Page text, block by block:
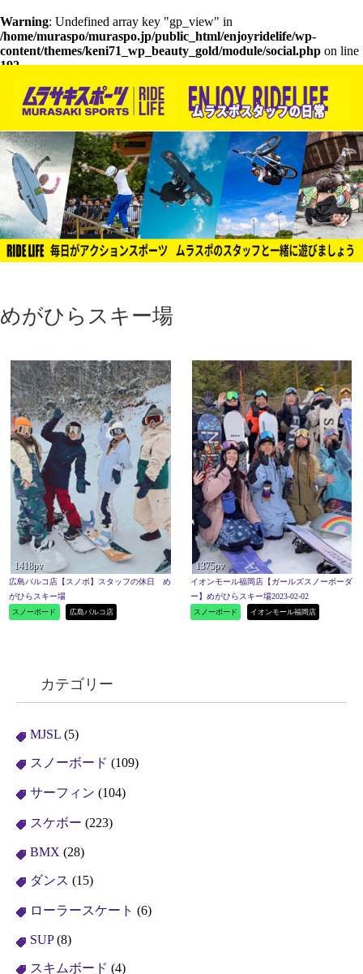
Warning: Undefined array key "gp_view" in
/home/muraspo/muraspo.jp/public_html/enjoyridelife/wp-
content/themes/keni71_wp_beauty_gold/module/social.php on line
192
めがひらスキー場
1418pv
広島パルコ店【スノボ】スタッフの休日 め
がひらスキー場
スノーボード 広島パルコ店
1375pv
イオンモール福岡店【ガールズスノーボーダ
ー】めがひらスキー場2023-02-02
スノーボード イオンモール福岡店
カテゴリー
MJSL (5)
スノーボード (109)
サーフィン (104)
スケボー (223)
BMX (28)
ダンス (15)
ローラースケート (6)
SUP(8)
スキムボード (4)